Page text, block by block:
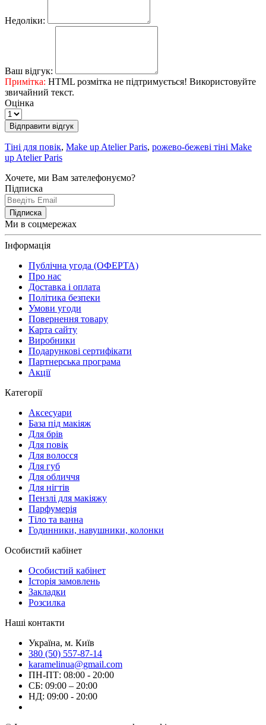
Недоліки:
Ваш відгук:
Примітка: HTML розмітка не підтримується! Використовуйте
звичайний текст.
Оцінка
Відправити відгук
Тіні для повік, Make up Atelier Paris, рожево-бежеві тіні Make
up Atelier Paris
Хочете, ми Вам зателефонуємо?
Підписка
Підписка
Ми в соцмережах
Інформація
Публічна угода (ОФЕРТА)
Про нас
Доставка і оплата
Політика безпеки
Умови угоди
Повернення товару
Карта сайту
Виробники
Подарункові сертифікати
Партнерська програма
Акції
Категорії
Аксесуари
База під макіяж
Для брів
Для повік
Для волосся
Для губ
Для обличчя
Для нігтів
Пензлі для макіяжу
Парфумерія
Тіло та ванна
Годинники, навушники, колонки
Особистий кабінет
Особистий кабінет
Історія замовлень
Закладки
Розсилка
Наші контакти
Україна, м. Київ
380 (50) 557-87-14
karamelinua@gmail.com
ПН-ПТ: 08:00 - 20:00
СБ: 09:00 – 20:00
НД: 09:00 - 20:00